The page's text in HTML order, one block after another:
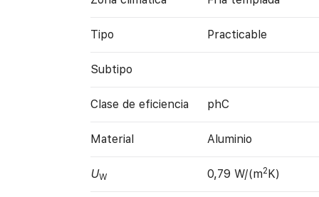
Tipo Practicable
Subtipo
Clase de eficiencia phC
Material Aluminio
UW 0,79 W/(m2K)